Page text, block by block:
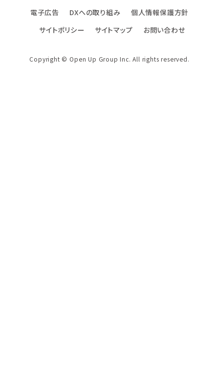
ファクトブック
エンジニアインタビュー
電子広告 DXへの取り組み
個人情報保護方針
サイトポリシー
サイトマップ お問い合わせ
Copyright © Open Up Group Inc. All rights reserved.